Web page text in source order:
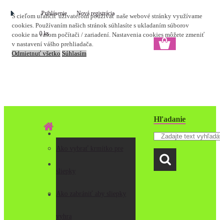
S cieľom uľahčiť užívateľom používať naše webové stránky využívame
cookies. Používaním našich stránok súhlasíte s ukladaním súborov
cookie na vašom počítači / zariadení. Nastavenia cookies môžete zmeniť
v nastavení vášho prehliadača.
Odmietnuť všetko Súhlasím
Hľadanie
Prihlásenie Nová registrácia
0 ks